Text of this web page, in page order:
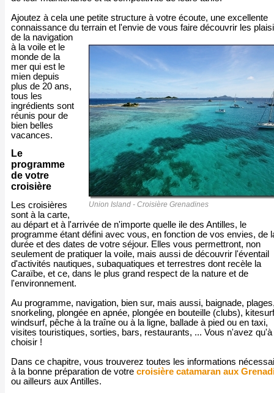
Ajoutez à cela une petite structure à votre écoute, une excellente
connaissance du terrain et l'envie de vous faire découvrir les
de la navigation
Union Island - Croisière Grenadines
à la voile et le
monde de la
mer qui est le
mien depuis
plus de 20 ans,
tous les
ingrédients sont
réunis pour de
bien belles
vacances.
Le
programme
de votre
croisière
Les croisières
sont à la carte,
au départ et à l'arrivée de n'importe quelle ile des Antilles, le
programme étant défini avec vous, en fonction de vos envies, de
durée et des dates de votre séjour. Elles vous permettront, non
seulement de pratiquer la voile, mais aussi de découvrir l'éventail
d'activités nautiques, subaquatiques et terrestres dont recèle la
Caraïbe, et ce, dans le plus grand respect de la nature et de
l'environnement.
Au programme, navigation, bien sur, mais aussi, baignade,
snorkeling, plongée en apnée, plongée en bouteille (clubs),
windsurf, pêche à la traîne ou à la ligne, ballade à pied ou en taxi,
visites touristiques, sorties, bars, restaurants, ... Vous n'avez qu'à
choisir !
Dans ce chapitre, vous trouverez toutes les informations
à la bonne préparation de votre croisière catamaran aux
ou ailleurs aux Antilles.